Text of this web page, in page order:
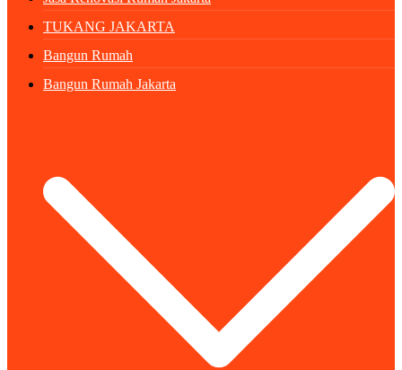
TUKANG JAKARTA
Bangun Rumah
Bangun Rumah Jakarta